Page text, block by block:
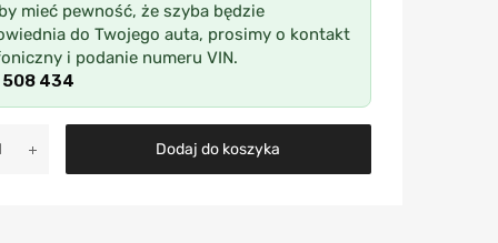
mieć pewność, że szyba będzie
do Twojego auta, prosimy o kontakt
i podanie numeru VIN.
508 434
Dodaj do koszyka